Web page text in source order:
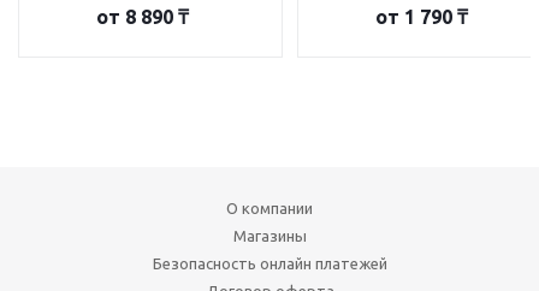
от 8 890 ₸ от 1 790 ₸
О компании
Магазины
Безопасность онлайн платежей